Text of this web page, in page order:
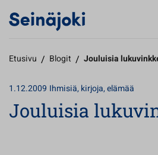
Etusivu / Blogit / Jouluisia
1.12.2009 Ihmisiä, kirjoja, elämää
Jouluisia